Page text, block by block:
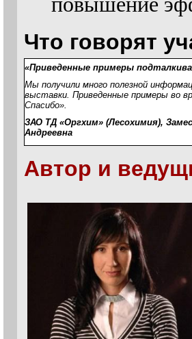
Что говорят
«Приведенные примеры
Мы получили много полезной
выставки. Приведенные примеры во
Спасибо».
ЗАО ТД «Оргхим» (Лесохимия),
Андреевна
Автор и